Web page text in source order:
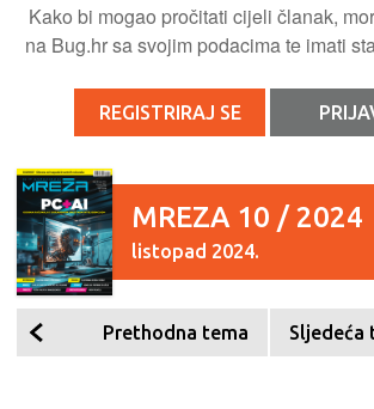
Kako bi mogao pročitati cijeli članak,
na Bug.hr sa svojim podacima te imati
REGISTRIRAJ SE
MREZA 10 / 2024
listopad 2024.
Prethodna tema Sljedeća